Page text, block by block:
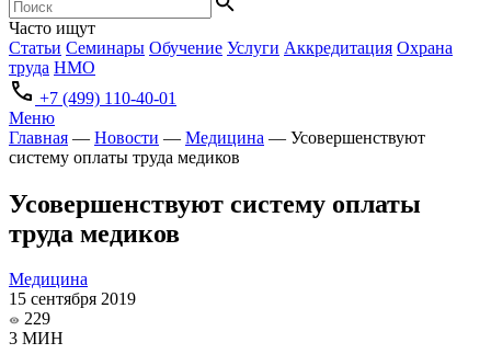
Часто ищут
Статьи Семинары Обучение Услуги Аккредитация Охрана
труда НМО
+7 (499) 110-40-01
Меню
Главная — Новости — Медицина — Усовершенствуют
систему оплаты труда медиков
Усовершенствуют систему оплаты
труда медиков
Медицина
15 сентября 2019
229
3 МИН